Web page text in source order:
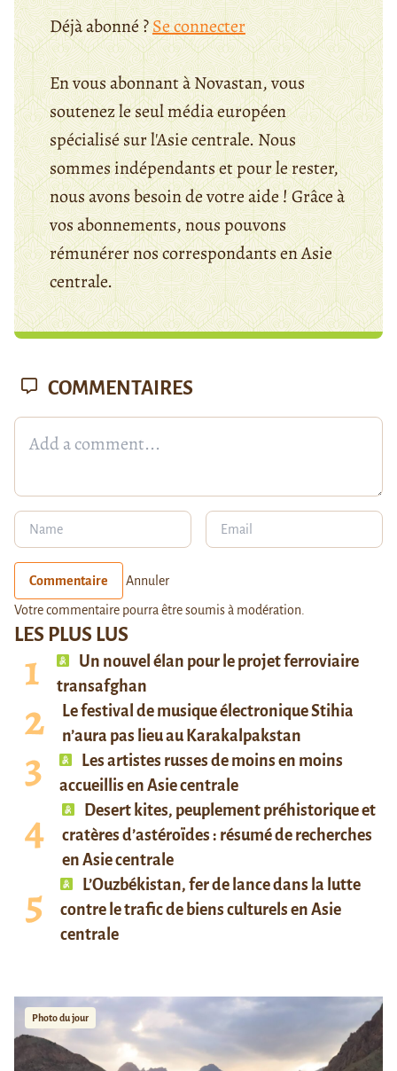
Déjà abonné ?Se connecter
En vous abonnant à Novastan, vous
soutenez le seul média européen
spécialisé sur l'Asie centrale. Nous
sommes indépendants et pour le rester,
nous avons besoin de votre aide ! Grâce à
vos abonnements, nous pouvons
rémunérer nos correspondants en Asie
centrale.
LES PLUS LUS
Un nouvel élan pour le projet ferroviaire
transafghan
Le festival de musique électronique Stihia
n’aura pas lieu au Karakalpakstan
Les artistes russes de moins en moins
accueillis en Asie centrale
Desert kites, peuplement préhistorique et
cratères d’astéroïdes : résumé de recherches
en Asie centrale
L’Ouzbékistan, fer de lance dans la lutte
contre le trafic de biens culturels en Asie
centrale
Photo du jour
COMMENTAIRES
Commentaire Annuler
Votre commentaire pourra être soumis à modération.